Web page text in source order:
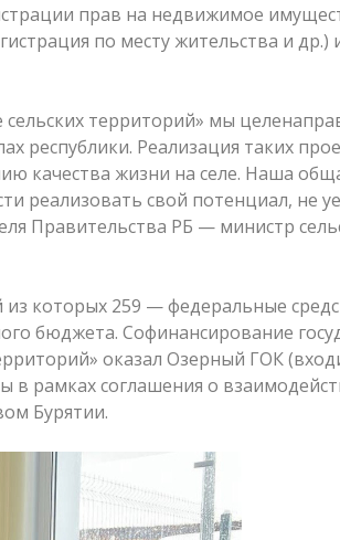
прав на недвижимое
по месту жительства и др.)
территорий» мы
республики. Реализация таких
качества жизни на селе. Наша
реализовать свой потенциал, не
Правительства РБ — министр
которых 259 — федеральные
бюджета. Софинансирование
оказал Озерный ГОК
в рамках соглашения о
Бурятии.